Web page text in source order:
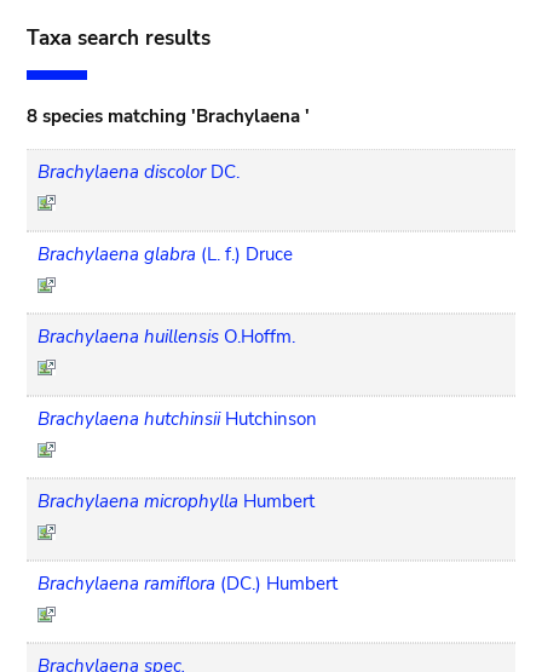
Taxa search results
8 species matching 'Brachylaena '
Brachylaena discolor DC.
Brachylaena glabra (L. f.) Druce
Brachylaena huillensis O.Hoffm.
Brachylaena hutchinsii Hutchinson
Brachylaena microphylla Humbert
Brachylaena ramiflora (DC.) Humbert
Brachylaena spec.